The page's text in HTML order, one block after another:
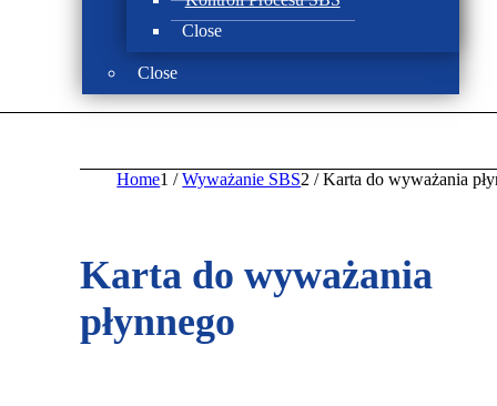
Close
Close
Home1 / Wyważanie SBS2 / Karta do wyważania
Karta do wyważania
płynnego